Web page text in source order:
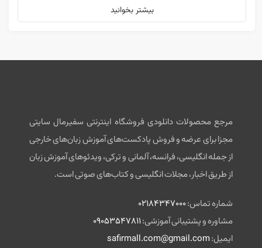
بیشتر بخوانید
مرجع محصولات دانلودی فروشگاه اینترنتی سفیرمال سایتی
مجزا برای عرضه و فروش پادکست‌های آموزش زبان‌های خارجی
از جمله انگلیسی، فرانسه، آلمانی و ترکی، ویدئوهای آموزش زبان
از طریق اخبار، مجلات انگلیسی و کتاب‌های صوتی است.
شماره تماس:02184347000
مشاوره و پشتیبانی آموزشی:09053547811
ایمیل:safirmall.com@gmail.com